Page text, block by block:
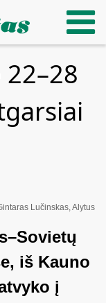
Lučinskas, Alytus
iš Kauno
į